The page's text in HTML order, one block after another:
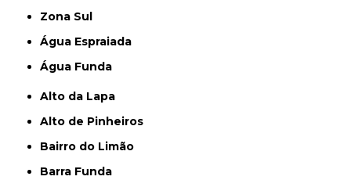
Zona Sul
Água Espraiada
Água Funda
Alto da Lapa
Alto de Pinheiros
Bairro do Limão
Barra Funda